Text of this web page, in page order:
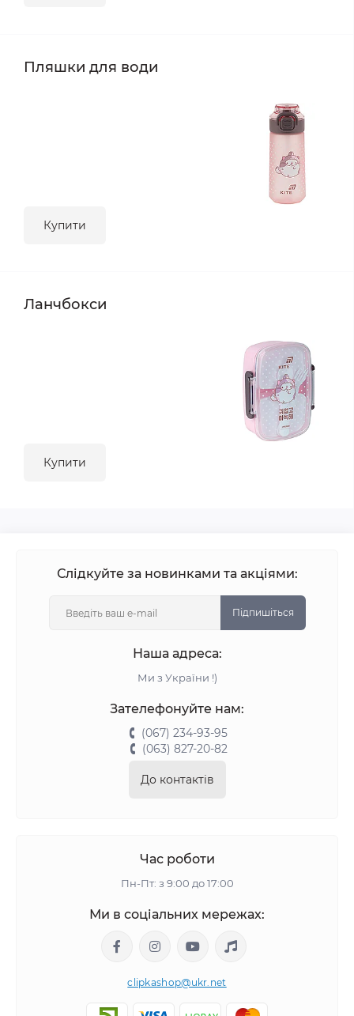
Пляшки для води
Купити
Ланчбокси
Купити
Слідкуйте за новинками та акціями:
Підпишіться
Наша адреса:
Ми з України !)
Зателефонуйте нам:
(067) 234-93-95
(063) 827-20-82
До контактів
Час роботи
Пн-Пт: з 9:00 до 17:00
Ми в соціальних мережах:
clipkashop@ukr.net